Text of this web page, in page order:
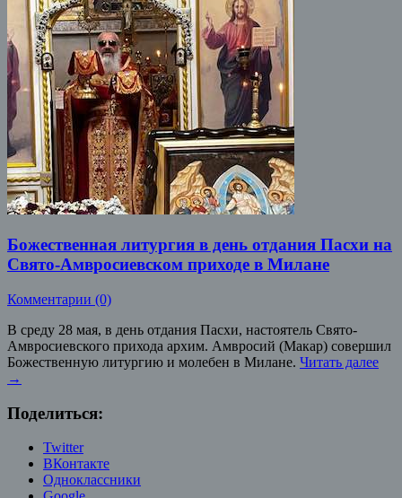
Божественная литургия в день отдания Пасхи на
Свято-Амвросиевском приходе в Милане
Комментарии (0)
В среду 28 мая, в день отдания Пасхи, настоятель Свято-
Амвросиевского прихода архим. Амвросий (Макар) совершил
Божественную литургию и молебен в Милане. Читать далее
→
Поделиться:
Twitter
ВКонтакте
Одноклассники